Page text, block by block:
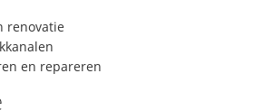
renovatie
en repareren